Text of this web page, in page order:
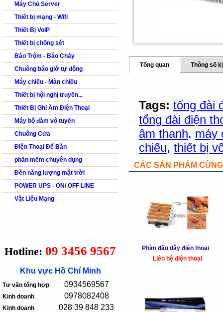
Máy Chủ Server
Thiết bị mạng - Wifi
Thiết Bị VoIP
Thiết bị chống sét
Báo Trộm - Báo Cháy
Chuông báo giờ tự động
Máy chiếu - Màn chiều
Thiết bị hội nghị truyền...
Thiết Bị Ghi Âm Điện Thoại
Máy bộ đàm vô tuyến
Chuông Cửa
Điện Thoại Để Bàn
phần mềm chuyên dụng
Đèn năng lượng mặt trời
POWER UPS - ON/ OFF LINE
Vật Liệu Mạng
Hotline: 09 3456 9567
Khu vực Hồ Chí Minh
Tư vấn tổng hợp 0934569567
Kinh doanh 0978082408
Kinh doanh 028 39 848 233
Tổng quan Thông số
Tags: tổng đài
tổng đài điện
âm thanh, máy
chiếu, thiết bị
CÁC SẢN PHẨM
Phím đấu dây điện thoại
Liên hệ điện thoại